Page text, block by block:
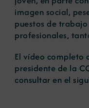
imagen social,
puestos de
profesionales,
El vídeo completo
presidente de la
consultar en el